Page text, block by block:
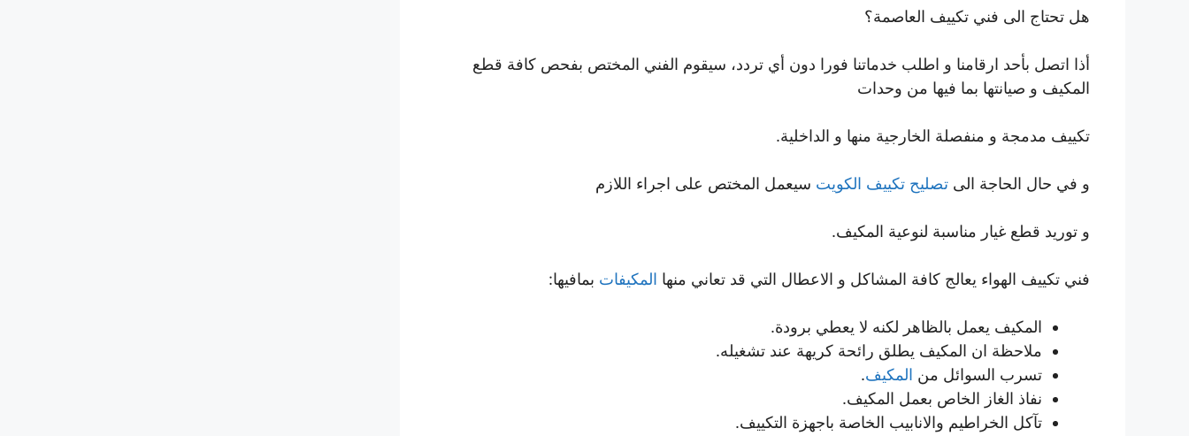
هل تحتاج الى فني تكييف العاصمة؟
أذا اتصل بأحد ارقامنا و اطلب خدماتنا فورا دون أي تردد، سيقوم الفني المختص بفحص كافة قطع
المكيف و صيانتها بما فيها من وحدات
تكييف مدمجة و منفصلة الخارجية منها و الداخلية.
و في حال الحاجة الى تصليح تكييف الكويت سيعمل المختص على اجراء اللازم
و توريد قطع غيار مناسبة لنوعية المكيف.
فني تكييف الهواء يعالج كافة المشاكل و الاعطال التي قد تعاني منها المكيفات بمافيها:
المكيف يعمل بالظاهر لكنه لا يعطي برودة.
ملاحظة ان المكيف يطلق رائحة كريهة عند تشغيله.
تسرب السوائل من المكيف.
نفاذ الغاز الخاص بعمل المكيف.
تآكل الخراطيم والانابيب الخاصة باجهزة التكييف.